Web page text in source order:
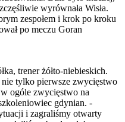
wyrównała Wisła.
zespołem i krok po kroku
po meczu Goran
trener żółto-niebieskich.
nie tylko pierwsze zwycięstwo
ogóle zwycięstwo na
gdynian. -
i zagraliśmy otwarty